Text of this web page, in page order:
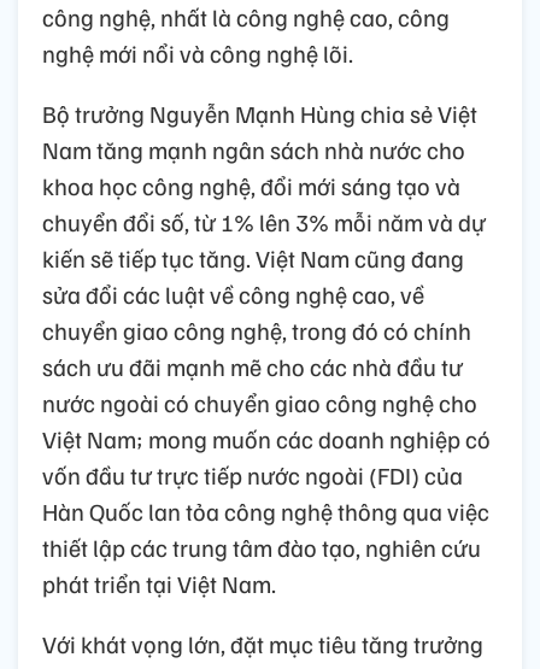
công nghệ, nhất là công nghệ cao, công
nghệ mới nổi và công nghệ lõi.
Bộ trưởng Nguyễn Mạnh Hùng chia sẻ Việt
Nam tăng mạnh ngân sách nhà nước cho
khoa học công nghệ, đổi mới sáng tạo và
chuyển đổi số, từ 1% lên 3% mỗi năm và dự
kiến sẽ tiếp tục tăng. Việt Nam cũng đang
sửa đổi các luật về công nghệ cao, về
chuyển giao công nghệ, trong đó có chính
sách ưu đãi mạnh mẽ cho các nhà đầu tư
nước ngoài có chuyển giao công nghệ cho
Việt Nam; mong muốn các doanh nghiệp có
vốn đầu tư trực tiếp nước ngoài (FDI) của
Hàn Quốc lan tỏa công nghệ thông qua việc
thiết lập các trung tâm đào tạo, nghiên cứu
phát triển tại Việt Nam.
Với khát vọng lớn, đặt mục tiêu tăng trưởng